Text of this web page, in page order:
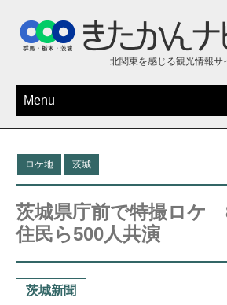
北関東を感じる観光情報サ
Menu
ロケ地 茨城
茨城県庁前で特撮ロケ
住民ら500人共演
茨城新聞